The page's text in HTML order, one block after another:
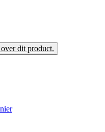
over dit product.